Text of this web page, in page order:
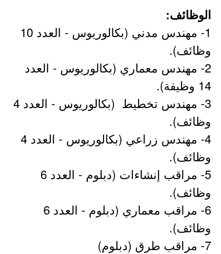
الوظائف:
1- مهندس مدني (بكالوريوس - العدد 10
وظائف).
2- مهندس معماري (بكالوريوس - العدد
14 وظيفة).
3- مهندس تخطيط (بكالوريوس - العدد 4
وظائف).
4- مهندس زراعي (بكالوريوس - العدد 4
وظائف).
5- مراقب إنشاءات (دبلوم - العدد 6
وظائف).
6- مراقب معماري (دبلوم - العدد 6
وظائف).
7- مراقب طرق (دبلوم)